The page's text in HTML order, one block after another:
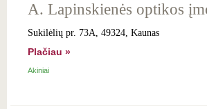
A. Lapinskienės optikos
Sukilėlių pr. 73A, 49324, Kaunas
Plačiau »
Akiniai